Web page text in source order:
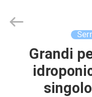
CASA
PRODOTTI
Fittings
Manufacturing
Grandi